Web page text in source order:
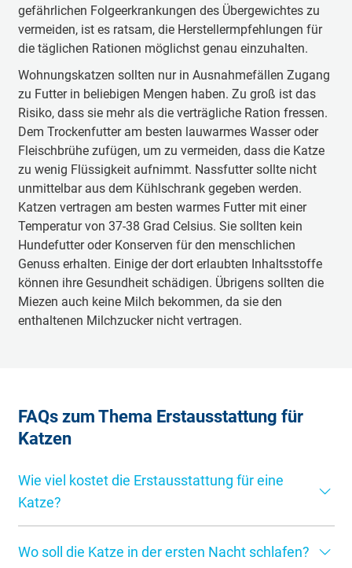
gefährlichen Folgeerkrankungen des Übergewichtes zu
vermeiden, ist es ratsam, die Herstellermpfehlungen für
die täglichen Rationen möglichst genau einzuhalten.
Wohnungskatzen sollten nur in Ausnahmefällen Zugang
zu Futter in beliebigen Mengen haben. Zu groß ist das
Risiko, dass sie mehr als die verträgliche Ration fressen.
Dem Trockenfutter am besten lauwarmes Wasser oder
Fleischbrühe zufügen, um zu vermeiden, dass die Katze
zu wenig Flüssigkeit aufnimmt. Nassfutter sollte nicht
unmittelbar aus dem Kühlschrank gegeben werden.
Katzen vertragen am besten warmes Futter mit einer
Temperatur von 37-38 Grad Celsius. Sie sollten kein
Hundefutter oder Konserven für den menschlichen
Genuss erhalten. Einige der dort erlaubten Inhaltsstoffe
können ihre Gesundheit schädigen. Übrigens sollten die
Miezen auch keine Milch bekommen, da sie den
enthaltenen Milchzucker nicht vertragen.
FAQs zum Thema Erstausstattung für
Katzen
Wie viel kostet die Erstausstattung für eine
Katze?
Anspruch an Qualität und Haltbarkeit zwischen 150 und
Wo soll die Katze in der ersten Nacht schlafen?